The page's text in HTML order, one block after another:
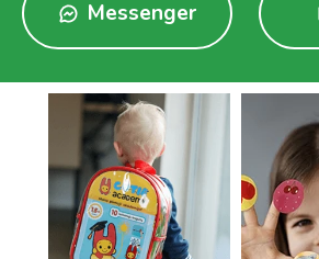
Messenger